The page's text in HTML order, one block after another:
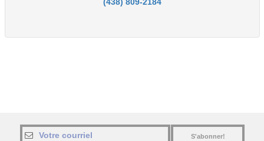
(438) 809-2184
S'abonner!